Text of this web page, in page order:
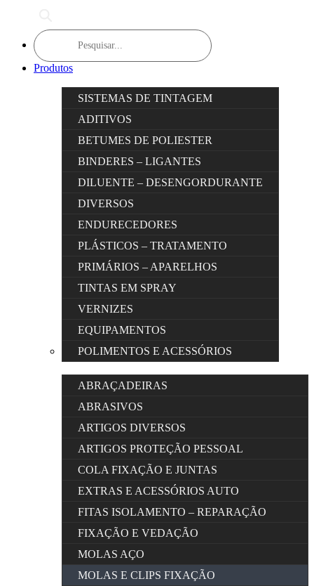
Products
search
Produtos
SISTEMAS DE TINTAGEM
ADITIVOS
BETUMES DE POLIESTER
BINDERES – LIGANTES
DILUENTE – DESENGORDURANTE
DIVERSOS
ENDURECEDORES
PLÁSTICOS – TRATAMENTO
PRIMÁRIOS – APARELHOS
TINTAS EM SPRAY
VERNIZES
EQUIPAMENTOS
POLIMENTOS E ACESSÓRIOS
ABRAÇADEIRAS
ABRASIVOS
ARTIGOS DIVERSOS
ARTIGOS PROTEÇÃO PESSOAL
COLA FIXAÇÃO E JUNTAS
EXTRAS E ACESSÓRIOS AUTO
FITAS ISOLAMENTO – REPARAÇÃO
FIXAÇÃO E VEDAÇÃO
MOLAS AÇO
MOLAS E CLIPS FIXAÇÃO